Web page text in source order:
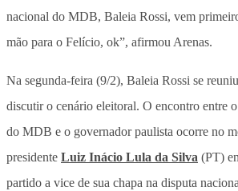
nacional do MDB, Baleia Rossi, vem
mão para o Felício, ok”, afirmou Arenas.
Na segunda-feira (9/2), Baleia Rossi se
discutir o cenário eleitoral. O encontro entre
do MDB e o governador paulista ocorre no
presidente Luiz Inácio Lula da Silva (PT)
partido a vice de sua chapa na disputa